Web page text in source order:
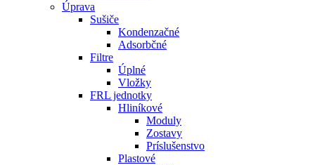
Úprava
Sušiče
Kondenzačné
Adsorbčné
Filtre
Úplné
Vložky
FRL jednotky
Hliníkové
Moduly
Zostavy
Príslušenstvo
Plastové